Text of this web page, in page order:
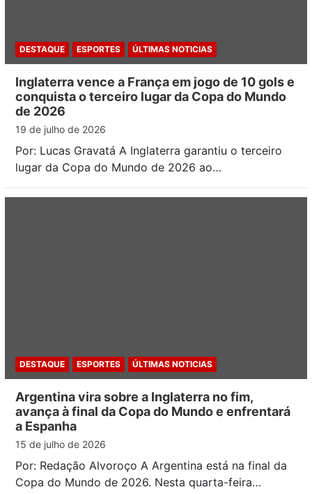
DESTAQUE ESPORTES ÚLTIMAS NOTICIAS
Inglaterra vence a França em jogo de 10 gols e
conquista o terceiro lugar da Copa do Mundo
de 2026
19 de julho de 2026
Por: Lucas Gravatá A Inglaterra garantiu o terceiro
lugar da Copa do Mundo de 2026 ao…
DESTAQUE ESPORTES ÚLTIMAS NOTICIAS
Argentina vira sobre a Inglaterra no fim,
avança à final da Copa do Mundo e enfrentará
a Espanha
15 de julho de 2026
Por: Redação Alvoroço A Argentina está na final da
Copa do Mundo de 2026. Nesta quarta-feira…